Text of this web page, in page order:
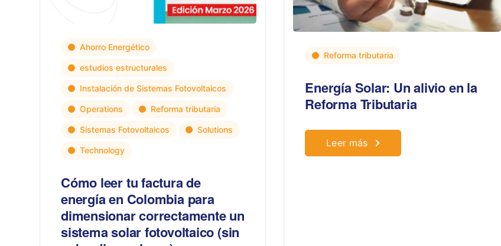
Ahorro Energético
estudios estructurales
Instalación de Sistemas Fotovoltaicos
Operations Reforma tributaria
Sistemas Fotovoltaicos Solutions
Technology
Cómo leer tu factura de
energía en Colombia para
dimensionar correctamente un
sistema solar fotovoltaico (sin
Reforma tributaria
Energía Solar: Un alivio en la
Reforma Tributaria
Leer más